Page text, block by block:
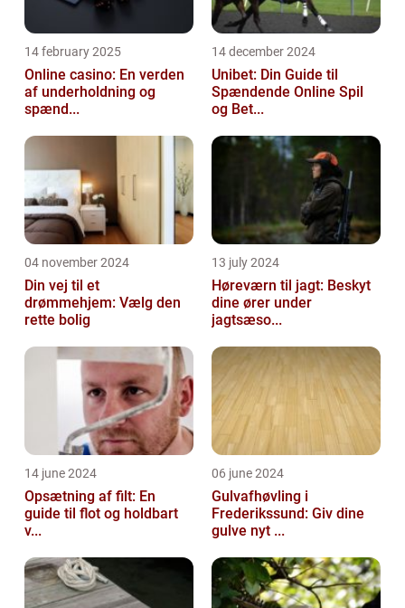
14 february 2025
Online casino: En verden
af underholdning og
spænd...
14 december 2024
Unibet: Din Guide til
Spændende Online Spil
og Bet...
04 november 2024
Din vej til et
drømmehjem: Vælg den
rette bolig
13 july 2024
Høreværn til jagt: Beskyt
dine ører under
jagtsæso...
14 june 2024
Opsætning af filt: En
guide til flot og holdbart
v...
06 june 2024
Gulvafhøvling i
Frederikssund: Giv dine
gulve nyt ...